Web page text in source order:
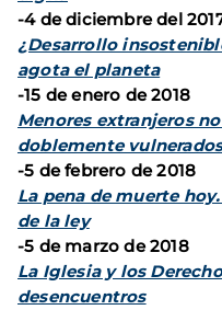
-4 de diciembre del
¿Desarrollo
agota el planeta
-15 de enero de 2018
Menores extranjeros
doblemente
-5 de febrero de 2018
La pena de muerte
de la ley
-5 de marzo de 2018
La Iglesia y los
desencuentros